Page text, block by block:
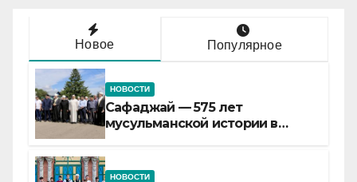
Новое Популярное
НОВОСТИ
Сафаджай — 575 лет
мусульманской истории в
НОВОСТИ